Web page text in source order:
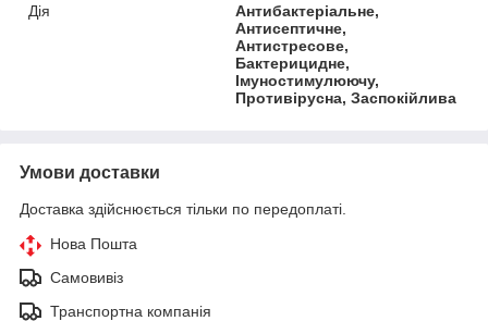
Дія
Антибактеріальне,
Антисептичне,
Антистресове,
Бактерицидне,
Імуностимулюючу,
Противірусна, Заспокійлива
Умови доставки
Доставка здійснюється тільки по передоплаті.
Нова Пошта
Самовивіз
Транспортна компанія